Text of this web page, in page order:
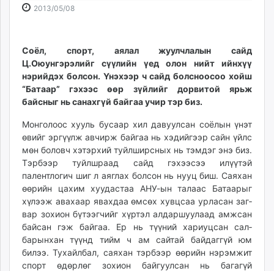
caak.mn
news.mn
zindaa.mn
Baabar.mn
ikon.mn
mnb.mn
Livetv.mn
Eguur.mn
24tsag.mn
shuud.mn
eagle.mn
ergelt.mn
zarig.mn
today.mn
2013/05/082013-
14:49:39
2026-
07:57:42
Соёл, спорт, аялал жуулчлалын сайд
Ц.Оюунгэрэлийг сүүлийн үед олон нийт ийнхүү
нэрийдэх бол­сон. Үнэхээр ч сайд болсноосоо хойш
“Батаар” гэхээс өөр зүйлийг дор­витой ярьж
байсныг нь санахгүй бай­гаа учир тэр биз.
Монголоос хууль бусаар хил давуулсан соёлын үнэт
өвийг эргүүлж авчирж байгаа нь хэдийгээр сайн үйлс
мөн боловч хэтэрхий туйлширсных нь тэмдэг энэ биз.
Тэрбээр туйлшраад сайд гэхээсээ илүүтэй
палентлогич шиг л аяглах болсон нь нууц биш. Саяхан
өөрийн цахим хуудастаа АНУ-ын талаас Батаарыг
хүлээж авахаар явахдаа өмсөх хувцсаа урласан заг­
вар зохион бүтээгчийг хүртэл алдар­шуулаад амжсан
байсан гэж бай­гаа. Ер нь түүний хариуцсан сал­
барынхан түүнд тийм ч ам сайтай бай­даггүй юм
билээ. Тухайлбал, саяхан тэрбээр өөрийн нэрэмжит
спорт өдөрлөг зохион байгуулсан нь багагүй